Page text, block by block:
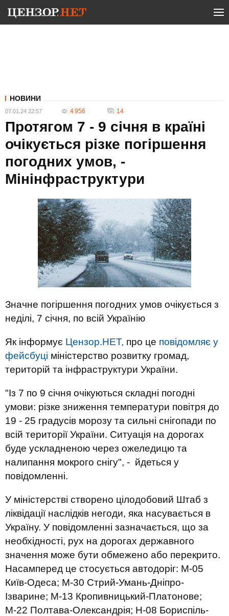
НОВИНИ
07.01.24 22:57 4 956 14
Протягом 7 - 9 січня в країні
очікується різке погіршення
погодних умов, -
Мінінфраструктури
Значне погіршення погодних умов очікується з
неділі, 7 січня, по всій Українію
Як інформує Цензор.НЕТ, про це повідомляє у
фейсбуці міністерство розвитку громад,
територій та інфраструктури України.
"Із 7 по 9 січня очікуються складні погодні
умови: різке зниження температури повітря до
19 - 25 градусів морозу та сильні снігопади по
всій території України. Ситуація на дорогах
буде ускладненою через ожеледицю та
налипання мокрого снігу", - йдеться у
повідомленні.
У міністерстві створено цілодобовий Штаб з
ліквідації наслідків негоди, яка насувається в
Україну. У повідомленні зазначається, що за
необхідності, рух на дорогах державного
значення може бути обмежено або перекрито.
Насамперед це стосується автодоріг: М-05
Київ-Одеса; М-30 Стрий-Умань-Дніпро-
Ізварине; М-13 Кропивницький-Платонове;
М-22 Полтава-Олександрія; Н-08 Бориспіль-